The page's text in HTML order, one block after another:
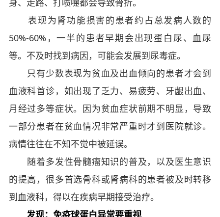
身、走路、打喷嚏都会导致骨折。
表现为肾功能损害的患者约占总发病人数的
50%-60%，一半的患者早期会出现蛋白尿、血尿
等。不及时找到病因，可能会发展到尿毒症。
只有少数表现为贫血及出血倾向的患者才会到
血液科首诊，如出现了乏力、易疲劳、牙龈出血、
月经过多等症状。因为贫血症状前期不明显，导致
一部分患者在贫血情况非常严重时才到医院就诊。
病情往往在不知不觉中被延误。
随着多发性骨髓瘤知识的普及，以及医生意识
的提高，很多首选骨科或肾病科的患者被及时转移
到血液科，得以在疾病早期接受治疗。
发现：免疫球蛋白异常要重视